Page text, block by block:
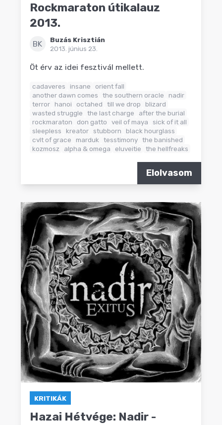
Rockmaraton útikalauz
2013.
BK
Buzás Krisztián
2013. június 23.
Öt érv az idei fesztivál mellett.
cadaveres insane
orient fall
another dawn comes
the southern oracle
nadir
terror hanoi octahed till we drop
blizard
wasted struggle
the last charge
after the burial
rockmaraton
don gatto veil of maya
sick of it all
sleepless
kreator stubborn
black hourglass
cvlt of grace
marduk tesstimony the banished
kozmosz
alpha & omega eluveitie the hellfreaks
Elolvasom
KRITIKÁK
Hazai Hétvége: Nadir -